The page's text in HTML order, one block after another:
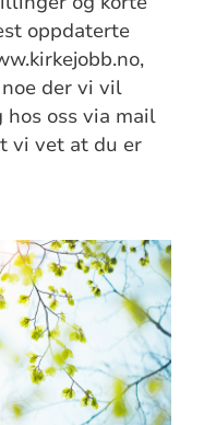
oppdaterte
der vi vil
oss via mail
vi vet at du er